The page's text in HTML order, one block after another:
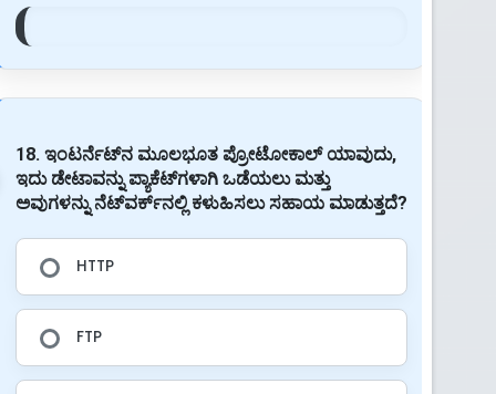
18. ಇಂಟರ್ನೆಟ್‌ನ ಮೂಲಭೂತ ಪ್ರೋಟೋಕಾಲ್ ಯಾವುದು,
ಇದು ಡೇಟಾವನ್ನು ಪ್ಯಾಕೆಟ್‌ಗಳಾಗಿ ಒಡೆಯಲು ಮತ್ತು
ಅವುಗಳನ್ನು ನೆಟ್‌ವರ್ಕ್‌ನಲ್ಲಿ ಕಳುಹಿಸಲು ಸಹಾಯ ಮಾಡುತ್ತದೆ?
HTTP
FTP